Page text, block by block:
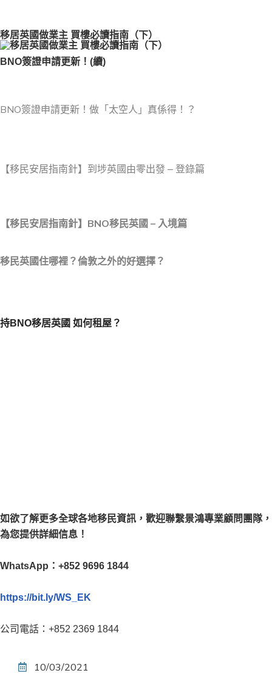
移居英國做業主 買樓必讀指南（下）
BNO簽證申請更新！(續)
BNO簽證申請更新！做「太空人」真係得！？
【移民安居指南針】到埗英國由零出發 – 登錄篇
【移民安居指南針】BNO移民英國 – 入境篇
移民英國住哪裡？倫敦之外的好選擇？
持BNO移居英國 如何租屋？
如欲了解更多全球各地移民資訊，歡迎聯繫景鴻專業顧問團隊，
為您提供詳細信息！
WhatsApp：+852 9696 1844
https://bit.ly/WS_EK
公司電話：+852 2369 1844
10/03/2021